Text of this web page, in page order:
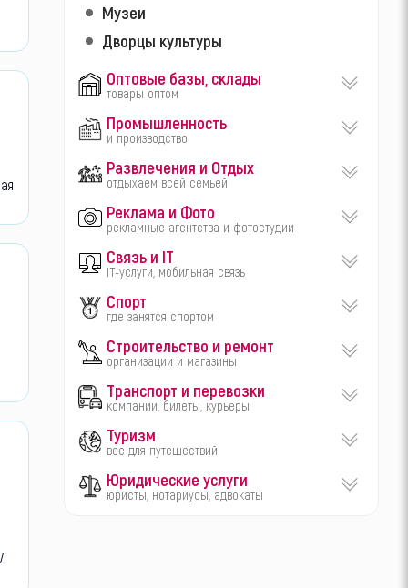
Музеи
Дворцы культуры
Оптовые базы, склады
товары оптом
Промышленность
и производство
Развлечения и Отдых
отдыхаем всей семьей
Реклама и Фото
рекламные агентства и фотостудии
Связь и IT
IT-услуги, мобильная связь
Спорт
где занятся спортом
Строительство и ремонт
организации и магазины
Транспорт и перевозки
компании, билеты, курьеры
Туризм
все для путешествий
Юридические услуги
юристы, нотариусы, адвокаты